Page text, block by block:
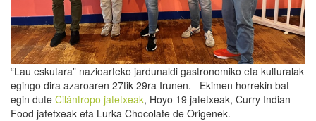
“Lau eskutara” nazioarteko jardunaldi gastronomiko eta kulturalak
egingo dira azaroaren 27tik 29ra Irunen. Ekimen horrekin bat
egin dute Cilántropo jatetxeak, Hoyo 19 jatetxeak, Curry Indian
Food jatetxeak eta Lurka Chocolate de Origenek.